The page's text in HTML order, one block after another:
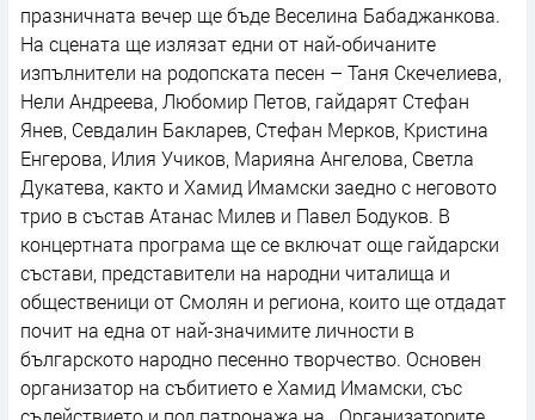
празничната вечер ще бъде Веселина Бабаджанкова.
На сцената ще излязат едни от най-обичаните
изпълнители на родопската песен – Таня Скечелиева,
Нели Андреева, Любомир Петов, гайдарят Стефан
Янев, Севдалин Бакларев, Стефан Мерков, Кристина
Енгерова, Илия Учиков, Марияна Ангелова, Светла
Дукатева, както и Хамид Имамски заедно с неговото
трио в състав Атанас Милев и Павел Бодуков. В
концертната програма ще се включат още гайдарски
състави, представители на народни читалища и
общественици от Смолян и региона, които ще отдадат
почит на една от най-значимите личности в
българското народно песенно творчество. Основен
организатор на събитието е Хамид Имамски, със